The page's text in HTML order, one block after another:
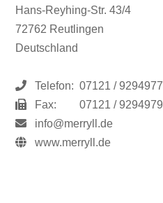
Hans-Reyhing-Str. 43/4
72762 Reutlingen
Deutschland
Telefon: 07121 / 9294977
Fax:
07121 / 9294979
info@merryll.de
www.merryll.de